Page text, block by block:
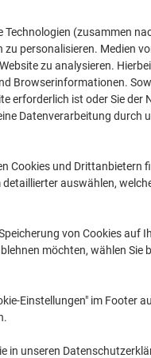
€ pro Stück
Ab 3 Stück
€ inkl. USt
exkl. USt
Stück 21,69 € -2%
Aktuell verfügbar Lieferung 2-3
Zu einer Liste
Technologien (zusammen
zu personalisieren. Medien
zu analysieren.
Browserinformationen.
erforderlich ist oder Sie der
Datenverarbeitung durch
Cookies und Drittanbietern
auswählen,
von Cookies auf
möchten, wählen Sie
Einstellungen" im Footer
in unseren